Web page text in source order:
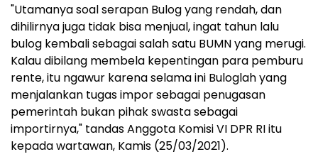
"Utamanya soal serapan Bulog yang rendah, dan
dihilirnya juga tidak bisa menjual, ingat tahun lalu
bulog kembali sebagai salah satu BUMN yang merugi.
Kalau dibilang membela kepentingan para pemburu
rente, itu ngawur karena selama ini Buloglah yang
menjalankan tugas impor sebagai penugasan
pemerintah bukan pihak swasta sebagai
importirnya," tandas Anggota Komisi VI DPR RI itu
kepada wartawan, Kamis (25/03/2021).